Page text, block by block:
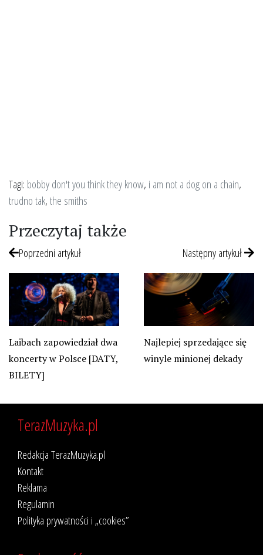
Tagi: bobby don't you think they know, i am not a dog on a chain,
trudno tak,the smiths
Przeczytaj także
Poprzedni artykuł
Laibach zapowiedział dwa
koncerty w Polsce [DATY,
BILETY]
Następny artykuł
Najlepiej sprzedające się
winyle minionej dekady
TerazMuzyka.pl
Redakcja TerazMuzyka.pl
Kontakt
Reklama
Regulamin
Polityka prywatności i „cookies”